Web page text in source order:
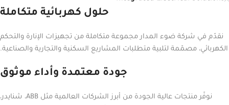
حلول كهربائية متكاملة
نقدّم في شركة ضوء المدار مجموعة متكاملة من تجهيزات الإنارة والتحكم
الكهربائي، مصمّمة لتلبية متطلبات المشاريع السكنية والتجارية والصناعية.
جودة معتمدة وأداء موثوق
نوفّر منتجات عالية الجودة من أبرز الشركات العالمية مثل ABB، شنايدر،